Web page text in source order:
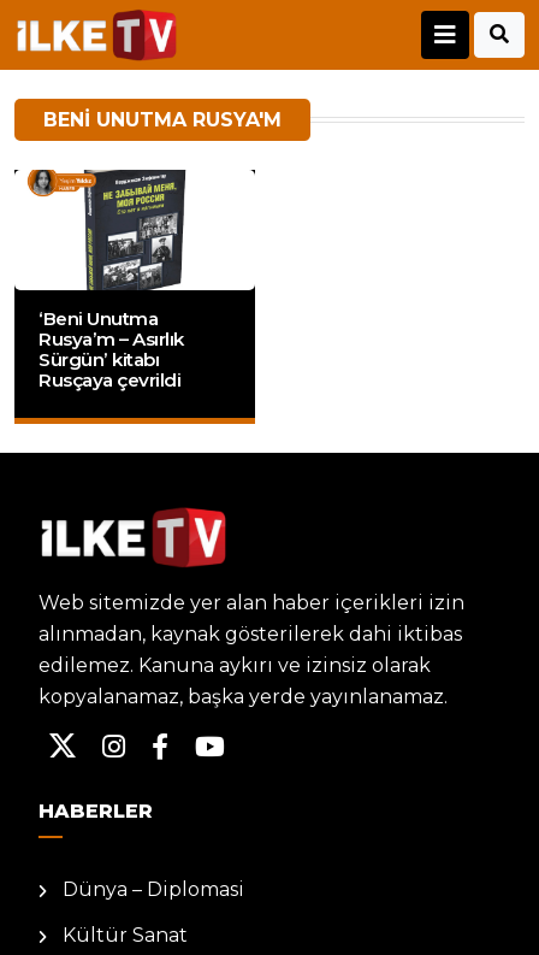
BENI UNUTMA RUSYA'M
‘Beni Unutma
Rusya’m – Asırlık
Sürgün’ kitabı
Rusçaya çevrildi
Web sitemizde yer alan haber içerikleri izin
alınmadan, kaynak gösterilerek dahi iktibas
edilemez. Kanuna aykırı ve izinsiz olarak
kopyalanamaz, başka yerde yayınlanamaz.
HABERLER
Dünya – Diplomasi
Kültür Sanat